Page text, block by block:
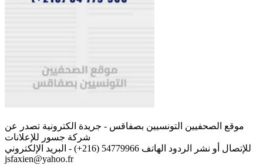
موقع الصحفيين التونسيين بصفاقس - جريدة الكترونية تصدر عن
شركة جسور للإعلانات
للإتصال أو نشر الردود الهاتف 54779966 (216+) - البريد الإلكتروني
jsfaxien@yahoo.fr